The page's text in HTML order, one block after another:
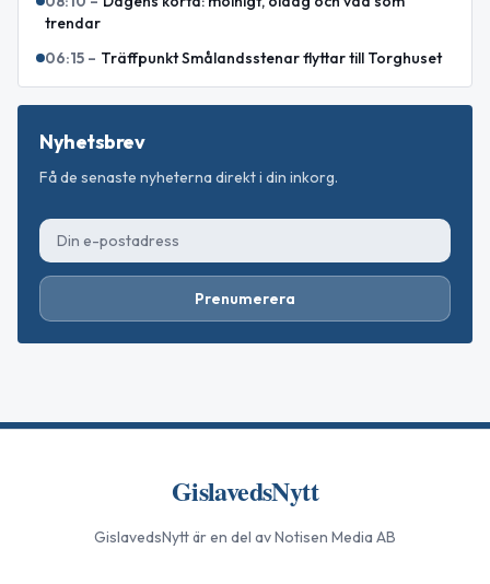
trendar
06:15 – Träffpunkt Smålandsstenar flyttar till Torghuset
Nyhetsbrev
Få de senaste nyheterna direkt i din inkorg.
Prenumerera
GislavedsNytt
GislavedsNyttär en del av Notisen Media AB